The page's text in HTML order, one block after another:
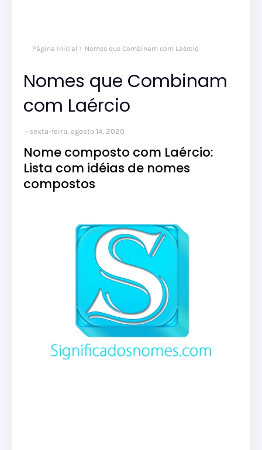
Página inicial Nomes que Combinam com Laércio
Nomes que Combinam
com Laércio
sexta-feira, agosto 14, 2020
Nome composto com Laércio:
Lista com idéias de nomes
compostos